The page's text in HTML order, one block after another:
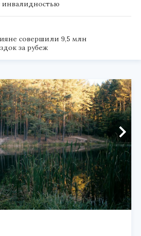
инвалидностью
совершили 9,5 млн
за рубеж